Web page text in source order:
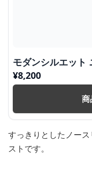
モダンシルエット
¥8,200
商
すっきりとしたノー
ストです。